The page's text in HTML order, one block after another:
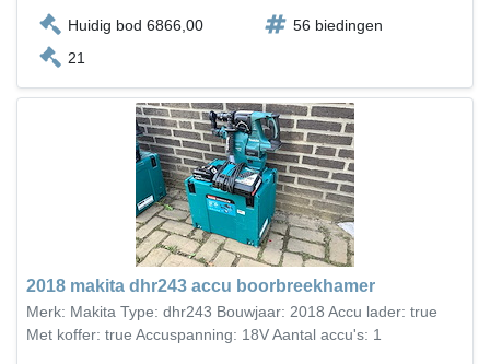
Huidig bod 6866,00
56 biedingen
21
2018 makita dhr243 accu boorbreekhamer
Merk: Makita Type: dhr243 Bouwjaar: 2018 Accu lader: true
Met koffer: true Accuspanning: 18V Aantal accu's: 1